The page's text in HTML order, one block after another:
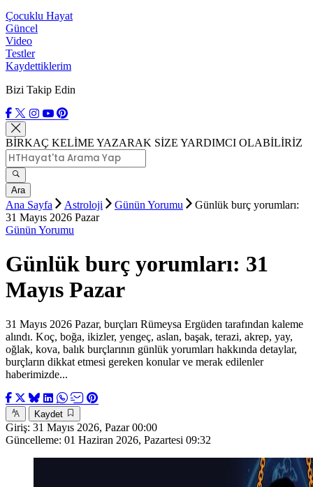
Çocuklu Hayat
Güncel
Video
Testler
Kaydettiklerim
Bizi Takip Edin
BİRKAÇ KELİME YAZARAK SİZE YARDIMCI OLABİLİRİZ
Ara
Ana Sayfa Astroloji Günün Yorumu
Günlük burç yorumları:
31 Mayıs 2026 Pazar
Günün Yorumu
Günlük burç yorumları: 31
Mayıs Pazar
31 Mayıs 2026 Pazar, burçları Rümeysa Ergüden tarafından kaleme
alındı. Koç, boğa, ikizler, yengeç, aslan, başak, terazi, akrep, yay,
oğlak, kova, balık burçlarının günlük yorumları hakkında detaylar,
burçların dikkat etmesi gereken konular ve merak edilenler
haberimizde...
Kaydet
Giriş: 31 Mayıs 2026, Pazar 00:00
Güncelleme: 01 Haziran 2026, Pazartesi 09:32